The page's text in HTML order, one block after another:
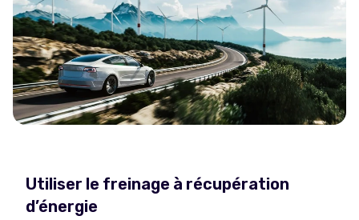
Utiliser le freinage à récupération
d’énergie